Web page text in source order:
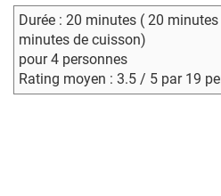
Durée : 20 minutes ( 20
minutes de cuisson)
pour 4 personnes
Rating moyen : 3.5 / 5 par 19